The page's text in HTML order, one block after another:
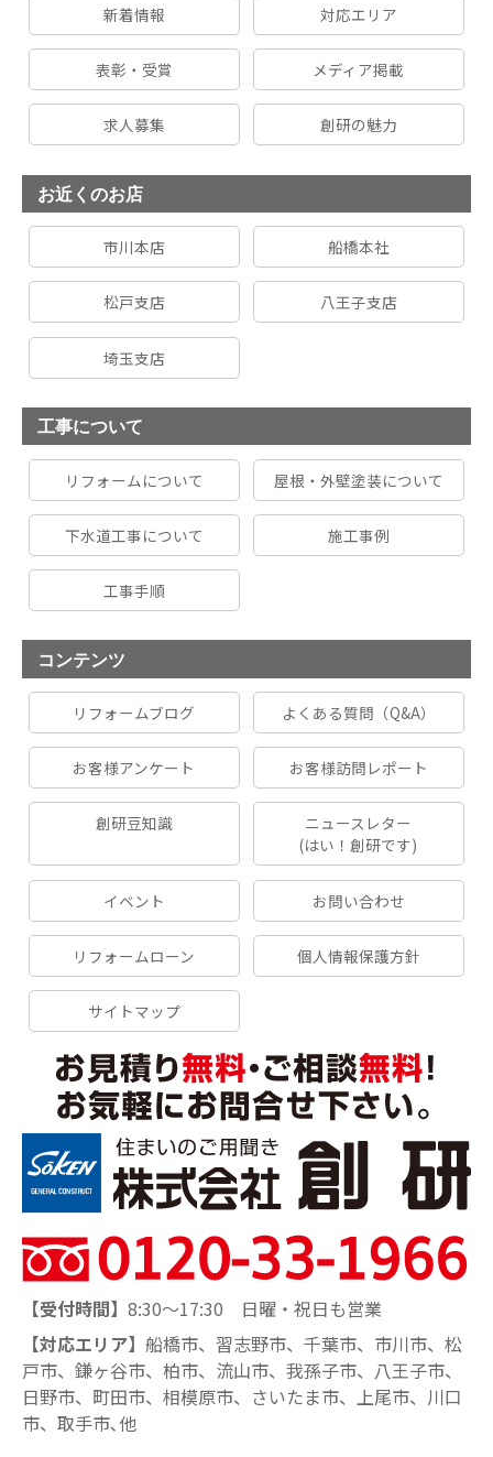
新着情報 対応エリア
表彰・受賞 メディア掲載
求人募集 創研の魅力
お近くのお店
市川本店 船橋本社
松戸支店 八王子支店
埼玉支店
工事について
リフォームについて 屋根・外壁塗装について
下水道工事について 施工事例
工事手順
コンテンツ
リフォームブログ よくある質問（Q&A）
お客様アンケート お客様訪問レポート
創研豆知識
ニュースレター
(はい！創研です)
イベント お問い合わせ
リフォームローン 個人情報保護方針
サイトマップ
【受付時間】 8:30～17:30 日曜・祝日も営業
【対応エリア】 船橋市、習志野市、千葉市、市川市、松
戸市、鎌ヶ谷市、柏市、流山市、我孫子市、八王子市、
日野市、町田市、相模原市、さいたま市、上尾市、川口
市、取手市､他